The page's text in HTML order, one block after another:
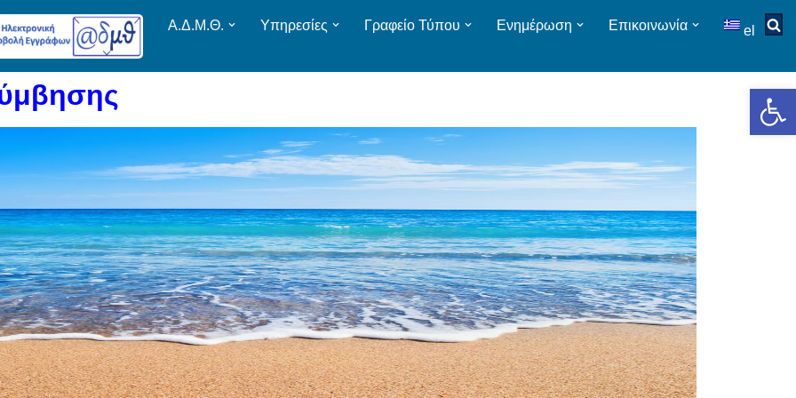
Α.Δ.Μ.Θ. Υπηρεσίες Γραφείο Τύπου Ενημέρωση Επικοινωνία el